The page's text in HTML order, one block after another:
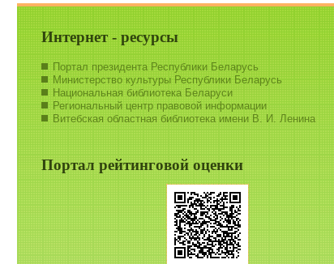
Интернет - ресурсы
Портал президента Республики Беларусь
Министерство культуры Республики Беларусь
Национальная библиотека Беларуси
Региональный центр правовой информации
Витебская областная библиотека имени В. И. Ленина
Портал рейтинговой оценки